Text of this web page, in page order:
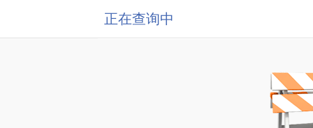
正在查询中